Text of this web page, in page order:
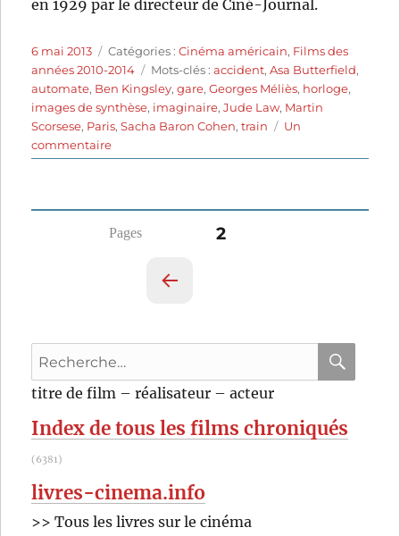
en 1929 par le directeur de Ciné-Journal.
Publié
le
6 mai 2013 Catégories
Catégories :Cinéma américain, Films des
années 2010-2014
Étiquettes
Mots-clés :accident,Asa Butterfield,
automate, Ben Kingsley,gare,Georges Méliès, horloge,
images de synthèse, imaginaire,Jude Law, Martin
Scorsese, Paris,Sacha Baron Cohen,train
Un
commentairesur
Hugo
Martin
Pagination
PRÉ
ENT
E
PAGE2
Recherche
pour
titre de film – réalisateur – acteur
Index de tous les films chroniqués
(6381)
livres-cinema.info
>> Tous les livres sur le cinéma